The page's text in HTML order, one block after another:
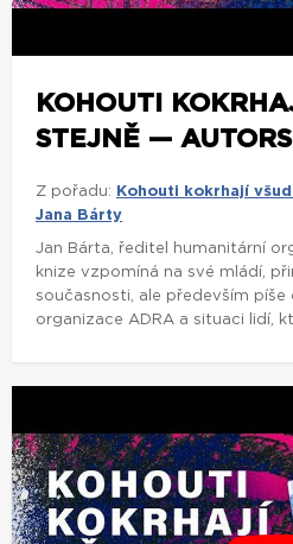
KOHOUTI
STEJNĚ —
Z pořadu:
Kohouti kokrhají
Jana Bárty
Jan Bárta, ředitel humanitární
knize vzpomíná na své mládí,
současnosti, ale především
organizace ADRA a situaci lidí,